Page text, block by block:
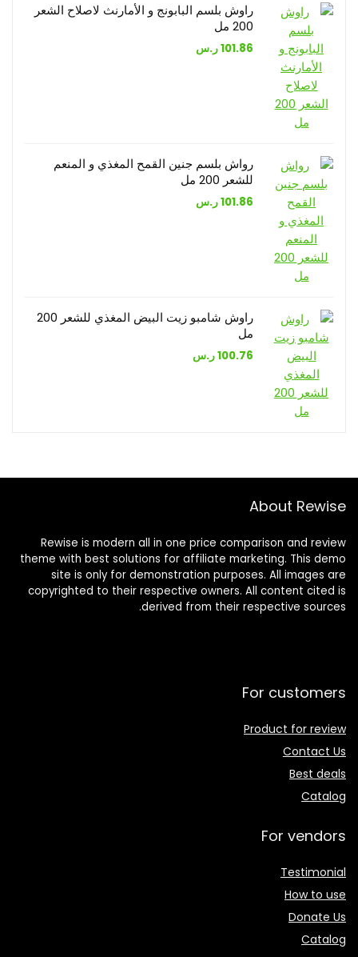
راوش بلسم البابونج و الأمارنث لاصلاح الشعر
200 مل
101.86ر.س
رواش بلسم جنين القمح المغذي و المنعم
للشعر 200 مل
101.86ر.س
راوش شامبو زيت البيض المغذي للشعر 200
مل
100.76ر.س
About Rewise
Rewise is modern all in one price comparison and review
theme with best solutions for affiliate marketing. This demo
site is only for demonstration purposes. All images are
copyrighted to their respective owners. All content cited is
derived from their respective sources.
For customers
Product for review
Contact Us
Best deals
Catalog
For vendors
Testimonial
How to use
Donate Us
Catalog